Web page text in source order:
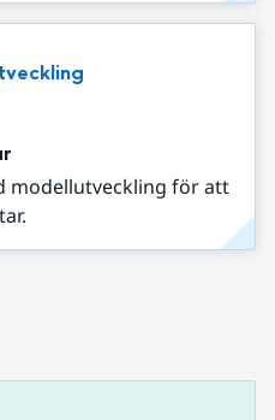
modellutveckling för att